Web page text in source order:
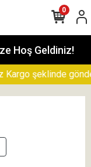
Hoş Geldiniz!
şeklinde
0